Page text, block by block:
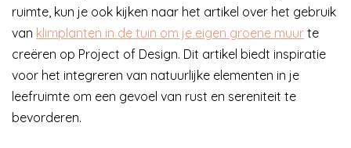
ruimte, kun je ook kijken naar het artikel over het gebruik
van klimplanten in de tuin om je eigen groene muur te
creëren op Project of Design. Dit artikel biedt inspiratie
voor het integreren van natuurlijke elementen in je
leefruimte om een gevoel van rust en sereniteit te
bevorderen.